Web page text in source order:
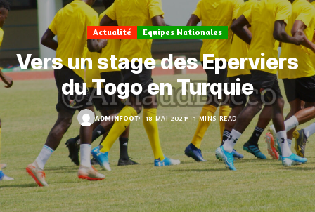
Actualité Equipes Nationales
Vers un stage des Eperviers
du Togo en Turquie
ADMINFOOT 18 MAI 2021 1 MINS READ